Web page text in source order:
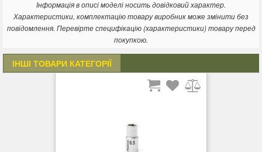
торцевая головка изготовлена из хром-ванадиевой стали с
двойным никелированием и
торцева головка виготовлена ​​з хром-ванадієвої сталі з
подвійним никелированием і хромованою матовою
поверхнею. Матеріал наконечника: хром-кремній-
марганець-молібденовий сплав;
насадка сумісна з власниками на квадрат 1/2 ";
Інформація в описі моделі носить довідковий характер.
Характеристики, комплектацію товару виробник може змінити без
повідомлення. Перевірте специфікацію (характеристики) товару перед
покупкою.
ІНШІ ТОВАРИ КАТЕГОРІЇ